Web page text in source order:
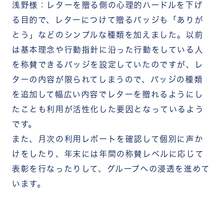
浅野様：レターを贈る側の心理的ハードルを下げ
る目的で、レターにつけて贈るバッジも「ありが
とう」などのシンプルな種類を加えました。以前
は基本理念や行動指針に沿った行動をしている人
を称賛できるバッジを設定していたのですが、レ
ターの内容が限られてしまうので、バッジの種類
を追加して幅広い内容でレターを贈れるようにし
たことも利用が活性化した要因となっているよう
です。
また、月次の利用レポートを確認して個別に声か
けをしたり、年末には年間の称賛レベルに応じて
表彰を行なったりして、グループへの浸透を進めて
います。